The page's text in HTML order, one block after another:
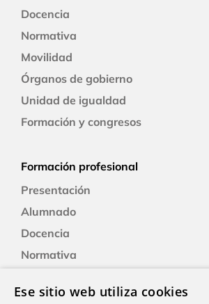
Docencia
Normativa
Movilidad
Órganos de gobierno
Unidad de igualdad
Formación y congresos
Formación profesional
Presentación
Alumnado
Docencia
Normativa
Alexia: plataforma educativa
Ese sitio web utiliza cookies